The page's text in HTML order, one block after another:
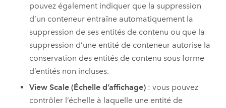
pouvez également indiquer que la suppression
d’un conteneur entraîne automatiquement la
suppression de ses entités de contenu ou que la
suppression d’une entité de conteneur autorise la
conservation des entités de contenu sous forme
d’entités non incluses.
View Scale (Échelle d’affichage) : vous pouvez
contrôler l’échelle à laquelle une entité de